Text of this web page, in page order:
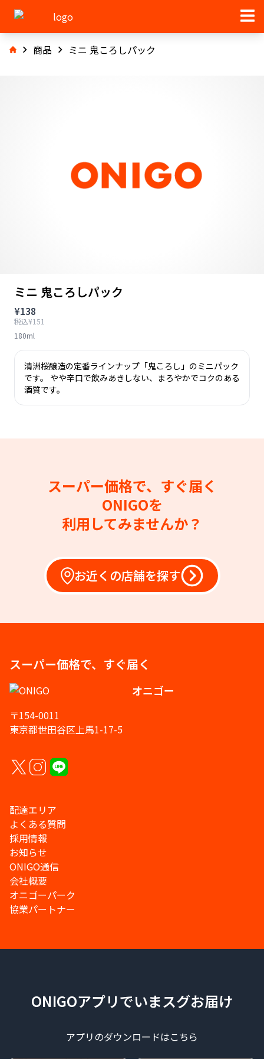
商品 ミニ 鬼ころしパック
ミニ 鬼ころしパック
¥138
税込¥151
180ml
清洲桜醸造の定番ラインナップ「鬼ころし」のミニパック
です。 やや辛口で飲みあきしない、まろやかでコクのある
酒質です。
スーパー価格で、すぐ届く
ONIGOを
利用してみませんか？
お近くの店舗を探す
スーパー価格で、すぐ届く
オニゴー
〒154-0011
東京都世田谷区上馬1-17-5
配達エリア
よくある質問
採用情報
お知らせ
ONIGO通信
会社概要
オニゴーパーク
協業パートナー
ONIGOアプリでいまスグお届け
アプリのダウンロードはこちら